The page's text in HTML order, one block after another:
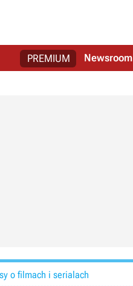
PREMIUM Newsroom
o filmach i serialach